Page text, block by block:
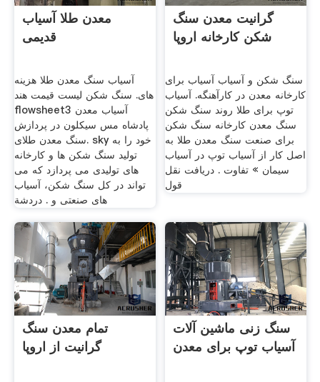
معدن طلا آسیاب
قدیمی
آسیاب سنگ معدن طلا هزینه
های. سنگ شکن لیست قیمت هند
flowsheet3 آسیاب معدن
پادشاه مس سیکلون در پردازش
سنگ معدن طلای. sky خود را به
تولید سنگ شکن ها و کارخانه
های تولیدی می پردازد که می
تواند در کل سنگ شکن، آسیاب
های صنعتی و . دردشة
گرانیت معدن سنگ
شکن کارخانه اروپا
سنگ شکن و آسیاب آسیاب برای
کارخانه معدن در کارآهنگه. آسیاب
توپ برای طلا روند سنگ شکن
سنگ معدن کارخانه سنگ شکن
برای صنعت سنگ معدن طلا به
اصل کار از آسیاب توپ در آسیاب
سیمان » تفاوت . دریافت نقل
قول
تمام معدن سنگ
گرانیت از اروپا
سنگ زنی ماشین آلات
آسیاب توپ برای معدن